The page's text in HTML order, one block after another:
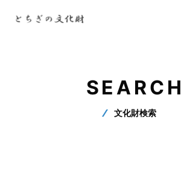
SEARCH
文化財検索